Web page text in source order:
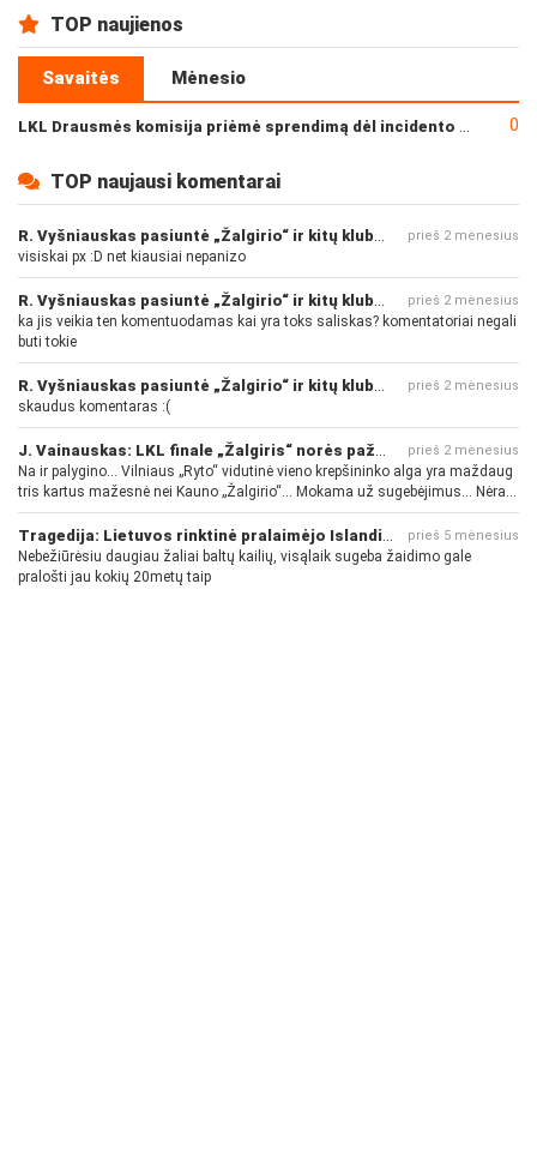
TOP naujienos
Savaitės Mėnesio
LKL Drausmės komisija priėmė sprendimą dėl incidento po „Neptūno“ ir „Juventus“ rungtynių 0
TOP naujausi komentarai
R. Vyšniauskas pasiuntė „Žalgirio“ ir kitų klubų fanus prieš 2 mėnesius
visiskai px :D net kiausiai nepanizo
R. Vyšniauskas pasiuntė „Žalgirio“ ir kitų klubų fanus prieš 2 mėnesius
ka jis veikia ten komentuodamas kai yra toks saliskas? komentatoriai negali
buti tokie
R. Vyšniauskas pasiuntė „Žalgirio“ ir kitų klubų fanus prieš 2 mėnesius
skaudus komentaras :(
J. Vainauskas: LKL finale „Žalgiris“ norės pažeminti „Rytą“ prieš 2 mėnesius
Na ir palygino... Vilniaus „Ryto“ vidutinė vieno krepšininko alga yra maždaug
tris kartus mažesnė nei Kauno „Žalgirio“... Mokama už sugebėjimus... Nėra
pinigų - nėra gerų žaidėjų...
Tragedija: Lietuvos rinktinė pralaimėjo Islandijai prieš 5 mėnesius
Nebežiūrėsiu daugiau žaliai baltų kailių, visąlaik sugeba žaidimo gale
pralošti jau kokių 20metų taip